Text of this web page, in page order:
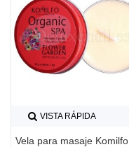
VISTA RÁPIDA
Vela para masaje Komilfo,